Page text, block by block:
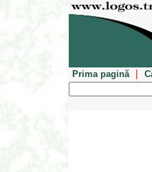
Prima pagină |